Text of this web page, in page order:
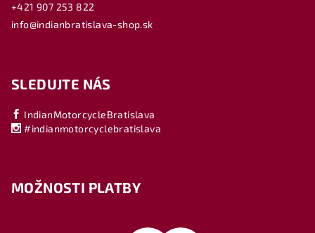
+421 907 253 822
info@indianbratislava-shop.sk
SLEDUJTE NÁS
IndianMotorcycleBratislava
#indianmotorcyclebratislava
MOŽNOSTI PLATBY